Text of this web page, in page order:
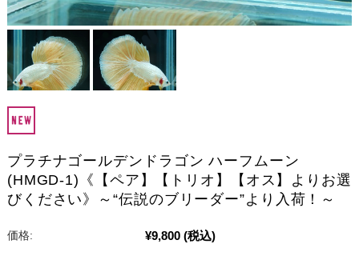
プラチナゴールデンドラゴン ハーフムーン
(HMGD-1)《【ペア】【トリオ】【オス】よりお選
びください》～“伝説のブリーダー”より入荷！～
価格: ¥9,800 (税込)